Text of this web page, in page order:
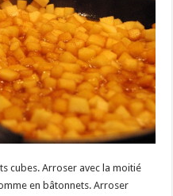
cubes. Arroser avec la moitié
en bâtonnets. Arroser